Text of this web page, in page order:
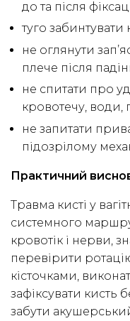
до та після
туго забинтувати
не оглянути
плече після
не спитати про
кровотечу,
не запитати
підозрілому
Практичний
Травма кисті у
системного
кровотік і нерви,
перевірити
кісточками,
зафіксувати кисть
забути